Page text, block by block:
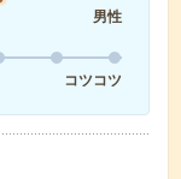
男性
コツコツ